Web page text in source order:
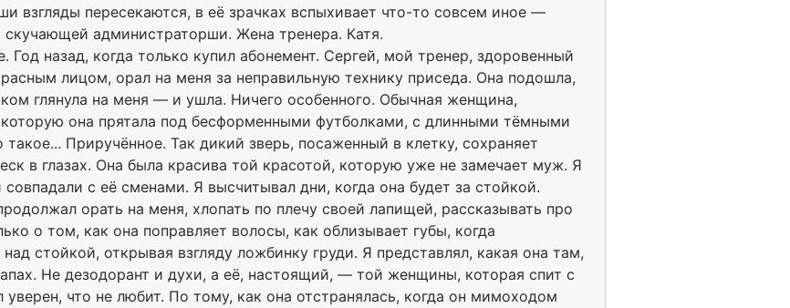
взгляды пересекаются, в её зрачках вспыхивает что-то совсем иное —
скучающей администраторши. Жена тренера. Катя.
Год назад, когда только купил абонемент. Сергей, мой тренер, здоровенный
лицом, орал на меня за неправильную технику приседа. Она подошла,
глянула на меня — и ушла. Ничего особенного. Обычная женщина,
она прятала под бесформенными футболками, с длинными тёмными
Приручённое. Так дикий зверь, посаженный в клетку, сохраняет
в глазах. Она была красива той красотой, которую уже не замечает муж. Я
с её сменами. Я высчитывал дни, когда она будет за стойкой.
орать на меня, хлопать по плечу своей лапищей, рассказывать про
о том, как она поправляет волосы, как облизывает губы, когда
стойкой, открывая взгляду ложбинку груди. Я представлял, какая она там,
Не дезодорант и духи, а её, настоящий, — той женщины, которая спит с
что не любит. По тому, как она отстранялась, когда он мимоходом